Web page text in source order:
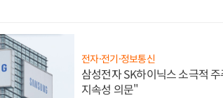
전자·전기·정보통신
삼성전자 SK하이닉스 소극적
지속성 의문"